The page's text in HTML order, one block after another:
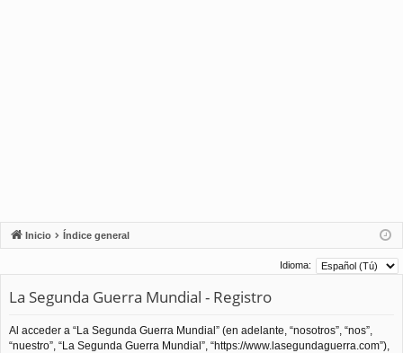
Inicio Índice general
Idioma:
La Segunda Guerra Mundial - Registro
Al acceder a “La Segunda Guerra Mundial” (en adelante, “nosotros”, “nos”,
“nuestro”, “La Segunda Guerra Mundial”, “https://www.lasegundaguerra.com”),